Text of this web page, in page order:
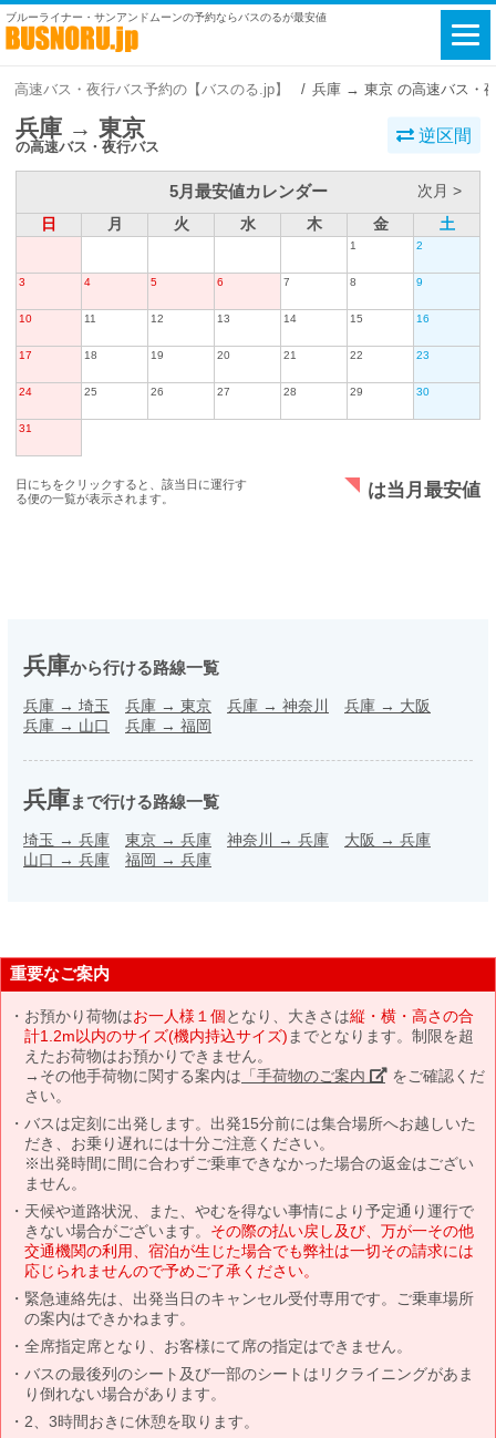
ブルーライナー・サンアンドムーンの予約ならバスのるが最安値
高速バス・夜行バス予約の【バスのる.jp】 兵庫 → 東京 の高速バス・
兵庫 → 東京
の高速バス・夜行バス
逆区間
5月最安値カレンダー
次月 >
日
月 火 水 木 金 土
1 2
3 4 5 6 7 8 9
10 11 12 13 14 15 16
17 18 19 20 21 22 23
24 25 26 27 28 29 30
31
日にちをクリックすると、該当日に運行す
る便の一覧が表示されます。
は当月最安値
兵庫から行ける路線一覧
兵庫 → 埼玉 兵庫 → 東京 兵庫 → 神奈川 兵庫 → 大阪
兵庫 → 山口 兵庫 → 福岡
兵庫まで行ける路線一覧
埼玉 → 兵庫 東京 → 兵庫 神奈川 → 兵庫 大阪 → 兵庫
山口 → 兵庫 福岡 → 兵庫
重要なご案内
お預かり荷物はお一人様１個となり、大きさは縦・横・高さの合
計1.2m以内のサイズ(機内持込サイズ) までとなります。制限を超
えたお荷物はお預かりできません。
→その他手荷物に関する案内は 「手荷物のご案内」 をご確認くだ
さい。
バスは定刻に出発します。出発15分前には集合場所へお越しいた
だき、お乗り遅れには十分ご注意ください。
※出発時間に間に合わずご乗車できなかった場合の返金はござい
ません。
天候や道路状況、また、やむを得ない事情により予定通り運行で
きない場合がございます。 その際の払い戻し及び、万が一その他
交通機関の利用、宿泊が生じた場合でも弊社は一切その請求には
応じられませんので予めご了承ください。
緊急連絡先は、出発当日のキャンセル受付専用です。ご乗車場所
の案内はできかねます。
全席指定席となり、お客様にて席の指定はできません。
バスの最後列のシート及び一部のシートはリクライニングがあま
り倒れない場合があります。
2、3時間おきに休憩を取ります。